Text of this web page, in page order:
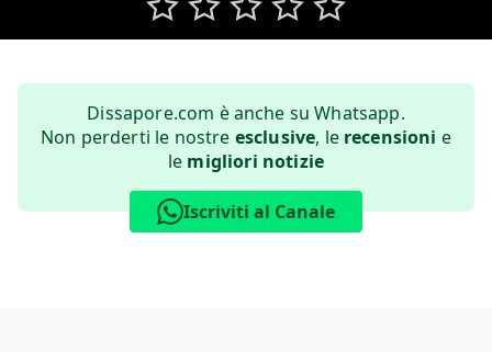
Dissapore.com è anche su Whatsapp.
Non perderti le nostre esclusive, le recensioni e
le migliori notizie
Iscriviti al Canale